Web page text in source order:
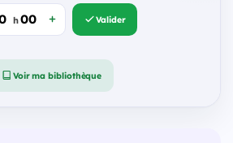
h Valider
Voir ma bibliothèque